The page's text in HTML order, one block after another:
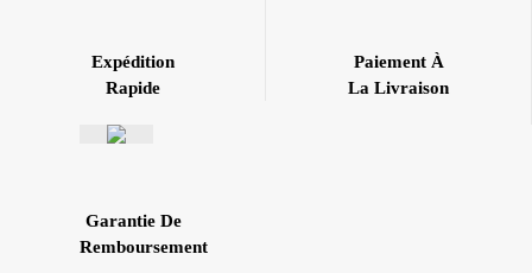
Paiement À
La Livraison
Expédition
Rapide
Garantie De
Remboursement